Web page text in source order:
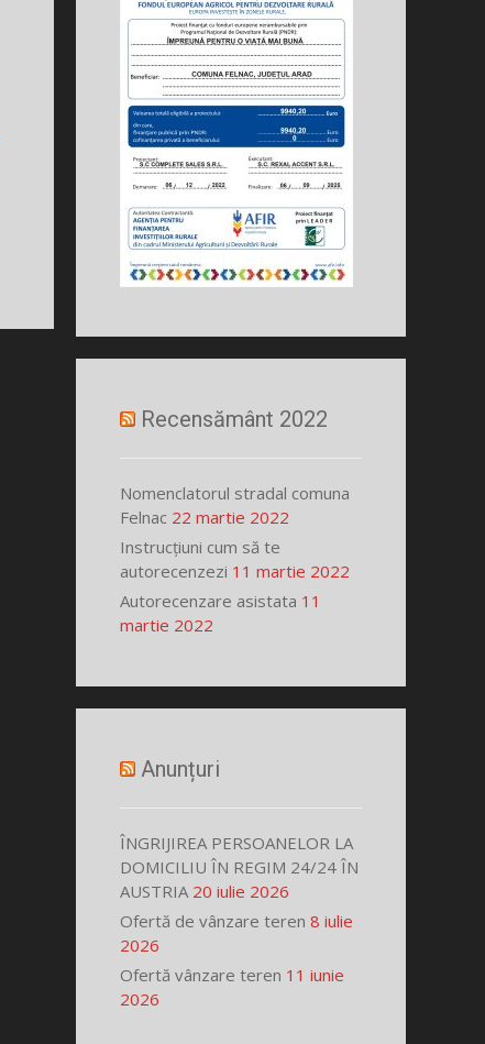
Recensământ 2022
Nomenclatorul stradal comuna
Felnac 22 martie 2022
Instrucțiuni cum să te
autorecenzezi 11 martie 2022
Autorecenzare asistata 11
martie 2022
Anunțuri
ÎNGRIJIREA PERSOANELOR LA
DOMICILIU ÎN REGIM 24/24 ÎN
AUSTRIA 20 iulie 2026
Ofertă de vânzare teren 8 iulie
2026
Ofertă vânzare teren 11 iunie
2026